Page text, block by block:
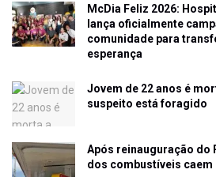
McDia Feliz 2026:
lança oficialmente
comunidade para
esperança
Jovem de 22 anos é
suspeito está foragido
Após reinauguração do
dos combustíveis caem